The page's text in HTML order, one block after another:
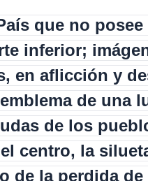
que no
inferior;
en aflicción y
de una
de los
centro, la
de la perdida